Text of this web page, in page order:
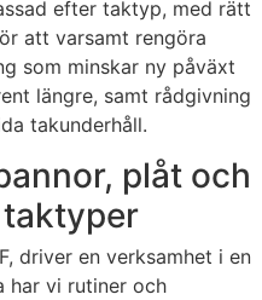
efter taktyp, med rätt
att varsamt rengöra
som minskar ny påväxt
längre, samt rådgivning
takunderhåll.
plåt och
taktyper
driver en verksamhet i en
har vi rutiner och